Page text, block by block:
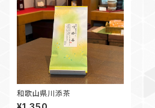
和歌山県川添茶